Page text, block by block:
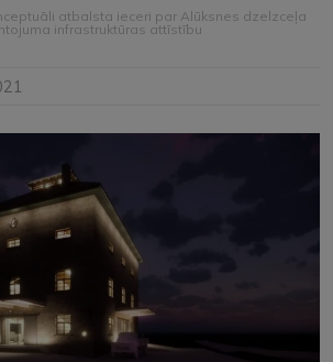
atbalsta ieceri par Alūksnes dzelzceļa
infrastruktūras attīstību